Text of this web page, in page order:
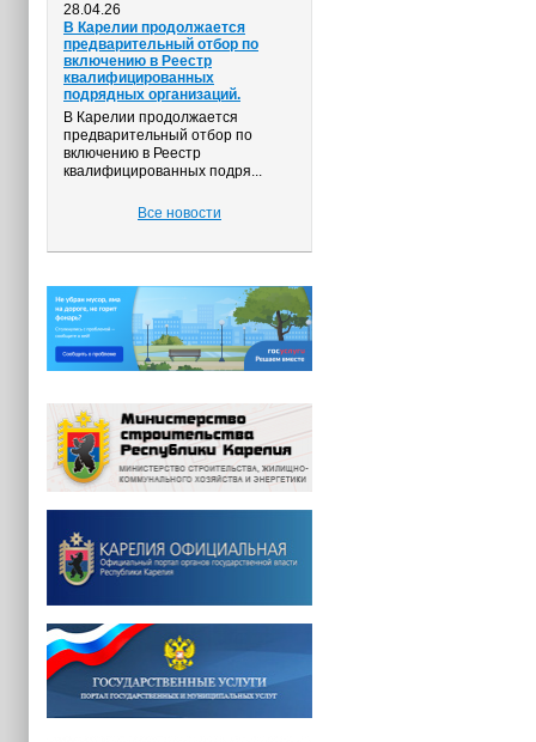
28.04.26
В Карелии продолжается
предварительный отбор по
включению в Реестр
квалифицированных
подрядных организаций.
В Карелии продолжается
предварительный отбор по
включению в Реестр
квалифицированных подря...
Все новости